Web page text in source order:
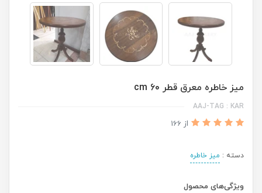
میز خاطره معرق قطر 60 cm
AAJ-TAG : KAR
از 166
دسته : میز خاطره
ویژگی‌های محصول